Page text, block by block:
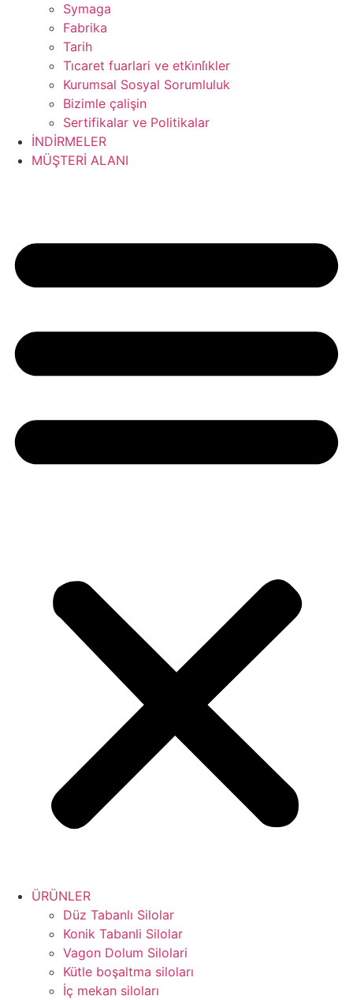
Symaga
Fabrika
Tarih
Ti̇caret fuarlari ve etki̇nli̇kler
Kurumsal Sosyal Sorumluluk
Bizimle çalişin
Sertifikalar ve Politikalar
İNDİRMELER
MÜŞTERİ ALANI
ÜRÜNLER
Düz Tabanlı Silolar
Konik Tabanli Silolar
Vagon Dolum Silolari
Kütle boşaltma siloları
İç mekan siloları